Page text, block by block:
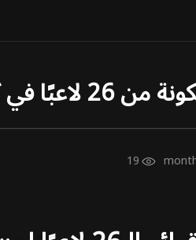
العالم 2026
19